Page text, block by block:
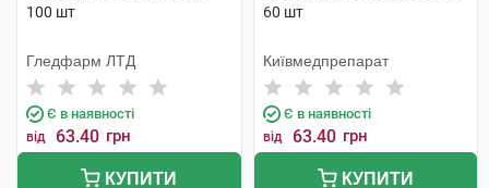
100 шт
Гледфарм ЛТД
Є в наявності
від 63.40 грн
КУПИТИ
60 шт
Київмедпрепарат
Є в наявності
від 63.40 грн
КУПИТИ